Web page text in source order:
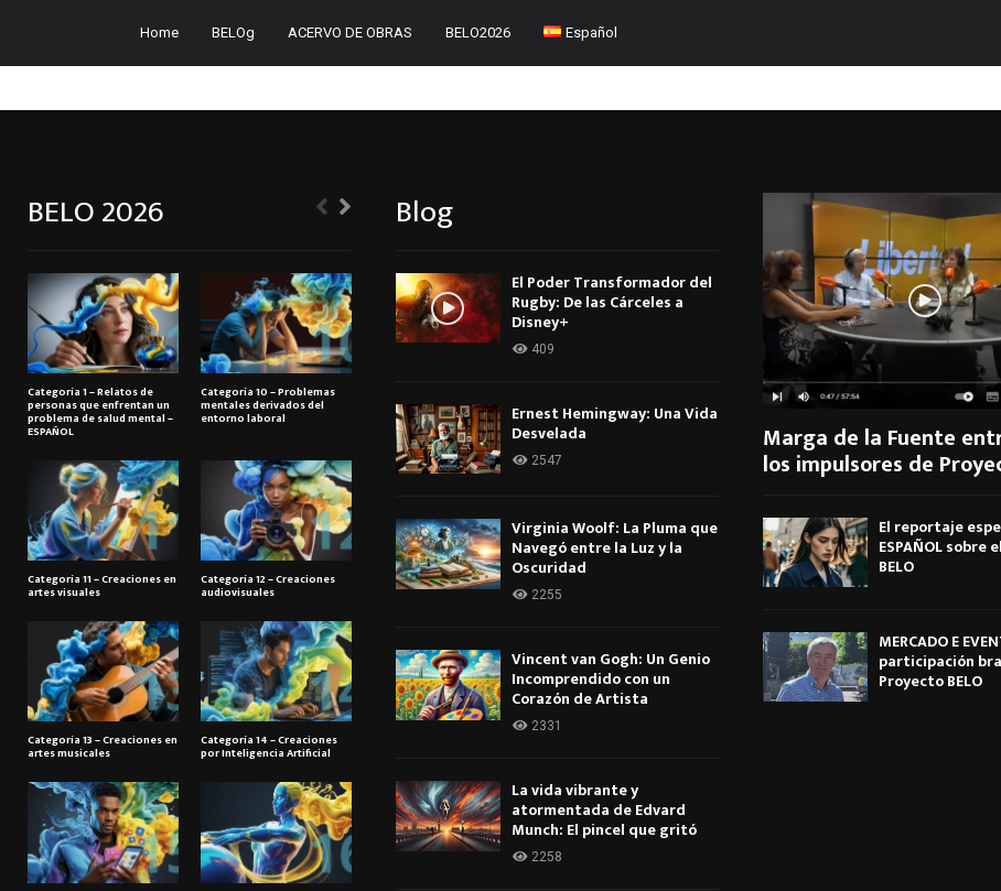
Home BELOg ACERVO DE OBRAS BELO2026 Español
BELO 2026
Categoría 1 – Relatos de
personas que enfrentan un
problema de salud mental –
ESPAÑOL
Categoría 10 – Problemas
mentales derivados del
entorno laboral
Categoría 11 – Creaciones en
artes visuales
Categoría 12 – Creaciones
audiovisuales
Categoría 13 – Creaciones en
artes musicales
Categoría 14 – Creaciones
por Inteligencia Artificial
Blog
El Poder Transformador del
Rugby: De las Cárceles a
Disney+
409
Ernest Hemingway: Una Vida
Desvelada
2547
Virginia Woolf: La Pluma que
Navegó entre la Luz y la
Oscuridad
2255
Vincent van Gogh: Un Genio
Incomprendido con un
Corazón de Artista
2331
La vida vibrante y
atormentada de Edvard
Munch: El pincel que gritó
2258
Marga de la Fuente
los impulsores de
El reportaje
ESPAÑOL sobre
BELO
MERCADO E
participación
Proyecto BELO